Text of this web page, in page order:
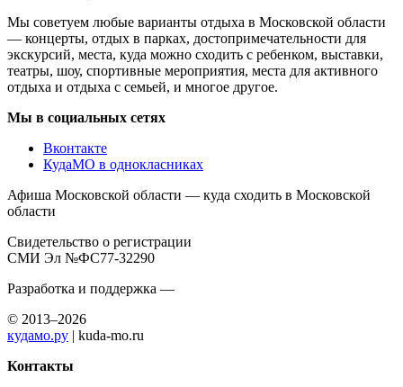
Мы советуем любые варианты отдыха в Московской области
— концерты, отдых в парках, достопримечательности для
экскурсий, места, куда можно сходить с ребенком, выставки,
театры, шоу, спортивные мероприятия, места для активного
отдыха и отдыха с семьей, и многое другое.
Мы в социальных сетях
Вконтакте
КудаМО в однокласниках
Афиша Московской области — куда сходить в Московской
области
Свидетельство о регистрации
СМИ Эл №ФС77-32290
Разработка и поддержка —
© 2013–2026
кудамо.ру | kuda-mo.ru
Контакты